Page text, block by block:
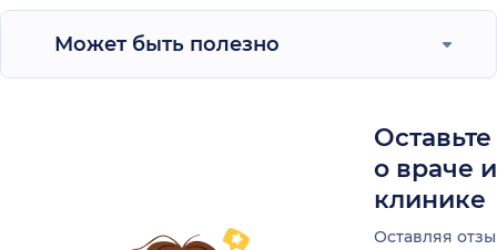
Может быть полезно
о враче
клинике
Оставляя